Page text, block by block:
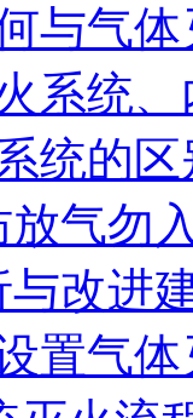
与气
系统
统的
放气勿
与改进
置气